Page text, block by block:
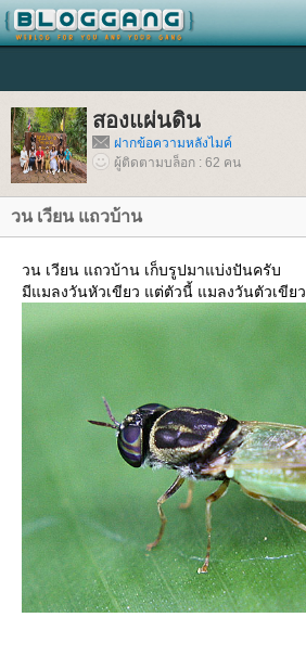
สองแผ่นดิน
ฝากข้อความหลังไมค์
ผู้ติดตามบล็อก : 62 คน
วน เวียน แถวบ้าน
วน เวียน แถวบ้าน เก็บรูปมาแบ่งปันครับ
มีแมลงวันหัวเขียว แต่ตัวนี้ แมลงวันตัวเขียว